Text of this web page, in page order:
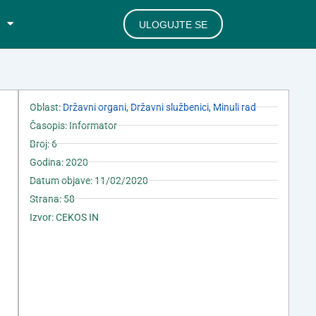
ULOGUJTE SE
Oblast:Državni organi,Državni službenici,Minuli rad
Časopis: Informator
Broj: 6
Godina: 2020
Datum objave: 11/02/2020
Strana: 58
Izvor: CEKOS IN